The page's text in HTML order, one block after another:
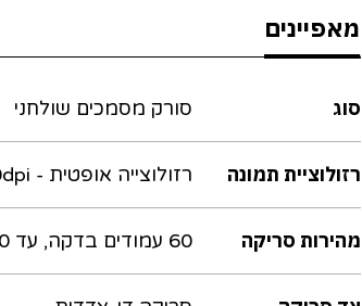
מאפיינים
סוג סורק מסמכים שולחני
רזולוציית תמונה רזולוצייה אופטית - 600dpi
מהירות סריקה 60 עמודים בדקה, עד 120 תמונות בדקה